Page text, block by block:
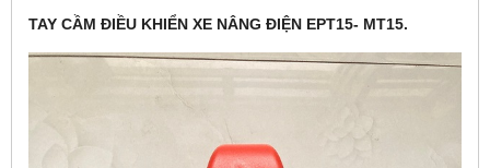
TAY CẦM ĐIỀU KHIỂN XE NÂNG ĐIỆN EPT15- MT15.